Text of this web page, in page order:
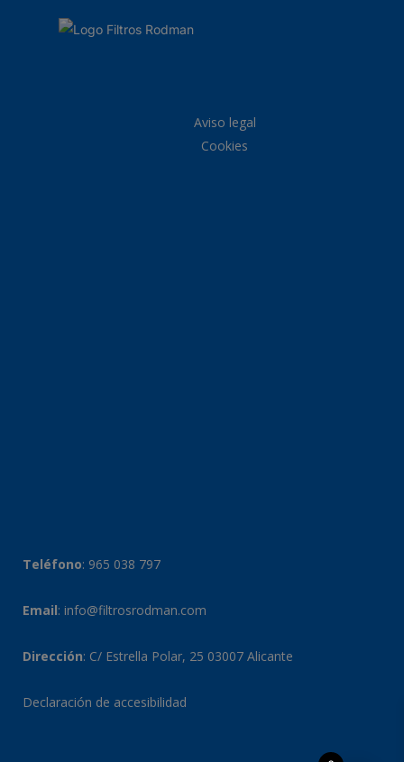
Aviso legal
Cookies
Teléfono: 965 038 797
Email: info@filtrosrodman.com
Dirección: C/ Estrella Polar, 25 03007 Alicante
Declaración de accesibilidad